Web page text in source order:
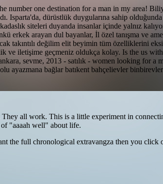
number one destination for a man in my area!
Isparta'da, dürüstlük duygularına sahip
siteleri duyanda insanlar içinde yalnız
erkek arayan dul bayanlar, İl özel tanışma ve
takıntılı değilim elit beyimin tüm
ve iletişime geçmeniz oldukça kolay. Is the us
sevme, 2013 - satılık - women looking for a
ayazmana bağlar batıkent bahçelievler
all work. This is a little experiment in
"aaaah well" about life.
the full chronological extravangza then you